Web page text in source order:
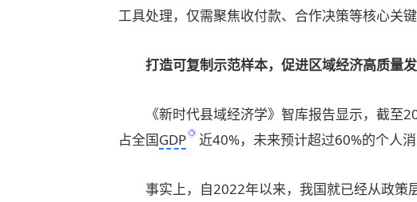
工具处理，仅需聚焦收付款、合作决策等核心关
打造可复制示范样本，促进区域经济高质量
《新时代县域经济学》智库报告显示，截至
占全国GDP 近40%，未来预计超过60%的个人
事实上，自2022年以来，我国就已经从政策